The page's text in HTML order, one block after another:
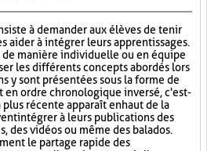
à demander aux élèves de tenir
aider à intégrer leurs apprentissages.
manière individuelle ou en équipe
les différents concepts abordés lors
y sont présentées sous la forme de
ordre chronologique inversé, c'est-
récente apparaît en haut de la
intégrer à leurs publications des
des vidéos ou même des balados.
le partage rapide des